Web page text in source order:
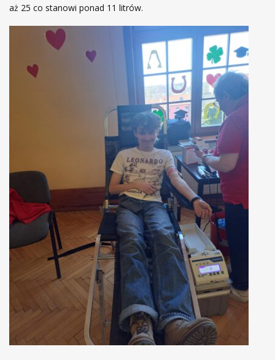
aż 25 co stanowi ponad 11 litrów.